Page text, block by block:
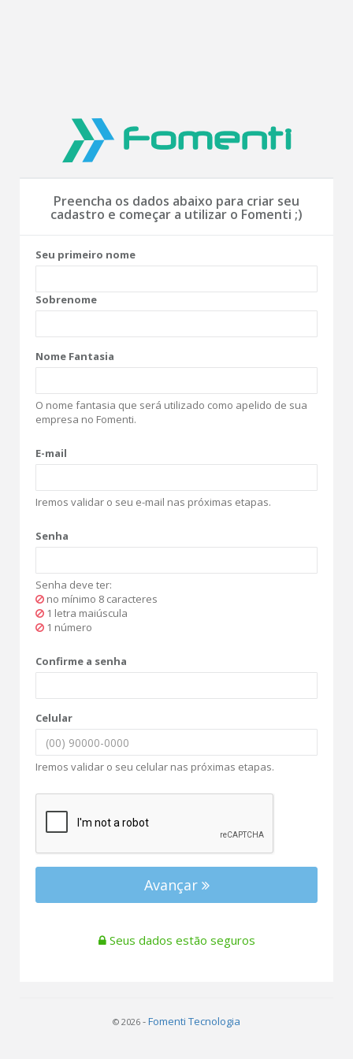
Preencha os dados abaixo para criar seu
cadastro e começar a utilizar o Fomenti ;)
Seu primeiro nome
Sobrenome
Nome Fantasia
O nome fantasia que será utilizado como apelido de sua
empresa no Fomenti.
E-mail
Iremos validar o seu e-mail nas próximas etapas.
Senha
Senha deve ter:
no mínimo 8 caracteres
1 letra maiúscula
1 número
Confirme a senha
Celular
Iremos validar o seu celular nas próximas etapas.
Avançar
Seus dados estão seguros
© 2026 -Fomenti Tecnologia